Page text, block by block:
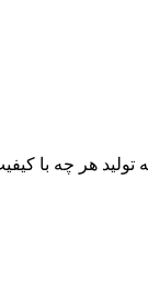
به تولید هر